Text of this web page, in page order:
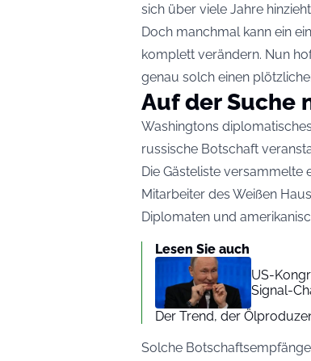
sich über viele Jahre
Doch manchmal kann ein
komplett verändern. Nun
genau solch einen
Auf der Suche
Washingtons
russische Botschaft
Die Gästeliste versammelte
Mitarbeiter des Weißen
Diplomaten und
Lesen Sie auch
US-
Signal-
Der Trend, der
Solche